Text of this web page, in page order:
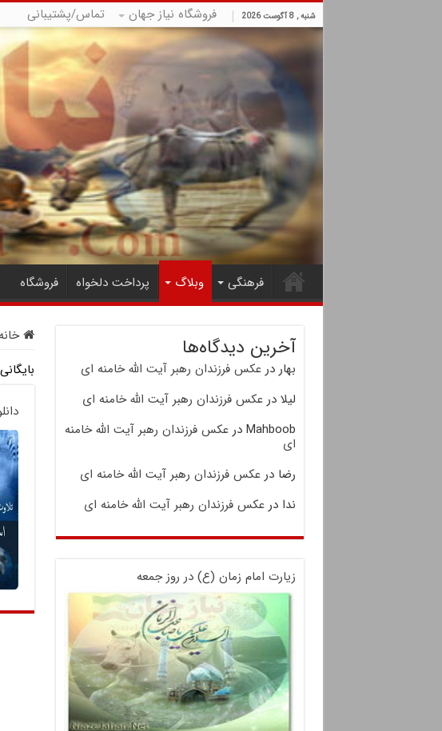
شنبه , 8 آگوست 2026 فروشگاه نیاز جهان تماس/پشتیبانی
فرهنگی وبلاگ پرداخت دلخواه فروشگاه
خانه آخرین دیدگاه‌ها
بهار درعکس فرزندان رهبر آیت الله خامنه ای
لیلا درعکس فرزندان رهبر آیت الله خامنه ای
Mahboob درعکس فرزندان رهبر آیت الله خامنه
ای
رضا درعکس فرزندان رهبر آیت الله خامنه ای
ندا درعکس فرزندان رهبر آیت الله خامنه ای
زیارت امام زمان (ع) در روز جمعه